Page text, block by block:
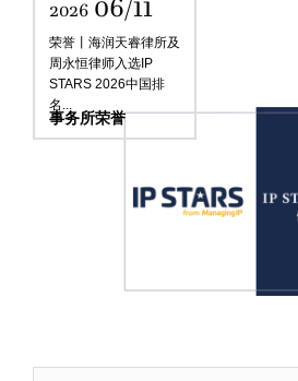
202606/11
荣誉丨海润天睿律所及
周永恒律师入选IP
STARS 2026中国排
名...
事务所荣誉